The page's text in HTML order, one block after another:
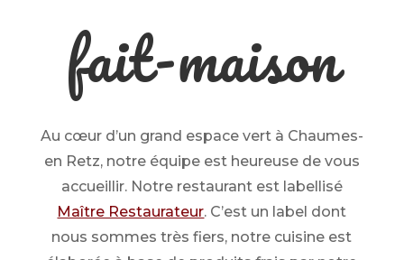
fait-maison
Au cœur d’un grand espace vert à Chaumes-
en Retz, notre équipe est heureuse de vous
accueillir. Notre restaurant est labellisé
Maître Restaurateur. C’est un label dont
nous sommes très fiers, notre cuisine est